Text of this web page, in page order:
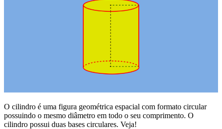
O cilindro é uma figura geométrica espacial com formato circular
possuindo o mesmo diâmetro em todo o seu comprimento. O
cilindro possui duas bases circulares. Veja!